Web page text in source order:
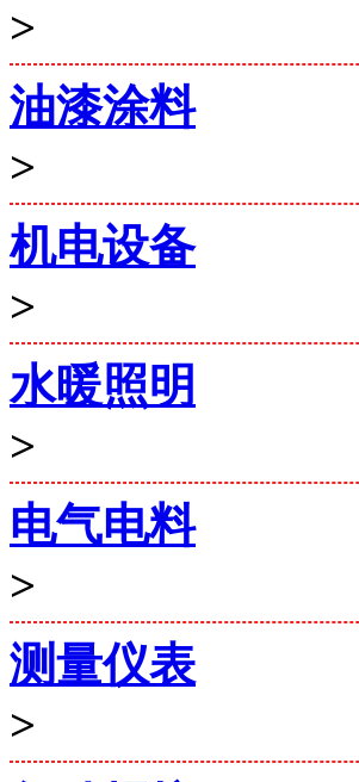
>
油漆涂料
>
机电设备
>
水暖照明
>
电气电料
>
测量仪表
>